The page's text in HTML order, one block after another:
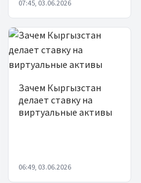
07:45, 03.06.2026
Зачем Кыргызстан
делает ставку на
виртуальные активы
06:49, 03.06.2026